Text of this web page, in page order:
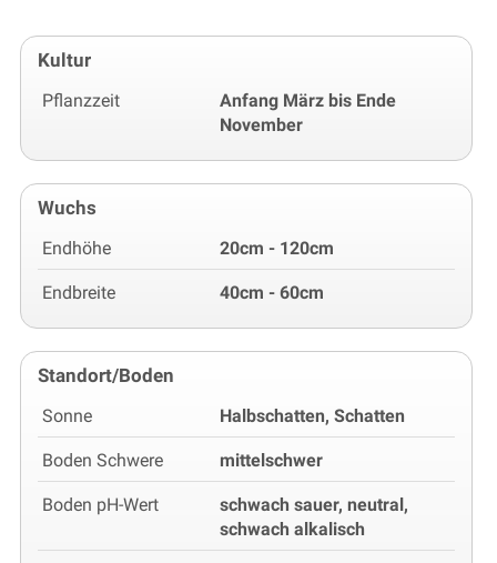
Kultur
Pflanzzeit
Anfang März bis Ende
November
Wuchs
Endhöhe 20cm - 120cm
Endbreite 40cm - 60cm
Standort/Boden
Sonne Halbschatten, Schatten
Boden Schwere mittelschwer
Boden pH-Wert
schwach sauer, neutral,
schwach alkalisch